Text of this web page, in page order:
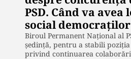
PSD. Când va avea
social democraților
Biroul Permanent Național al
ședință, pentru a stabili
privind continuarea